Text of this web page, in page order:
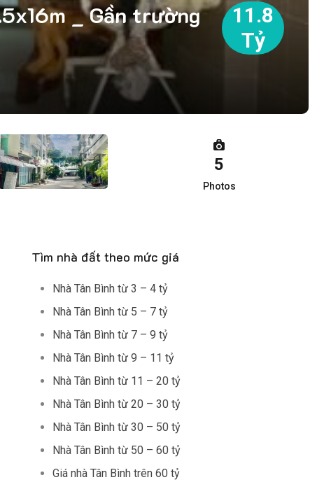
_ Gần trường
11.8
Tỷ
5
Photos
Tìm nhà đất theo mức giá
Nhà Tân Bình từ 3 – 4 tỷ
Nhà Tân Bình từ 5 – 7 tỷ
Nhà Tân Bình từ 7 – 9 tỷ
Nhà Tân Bình từ 9 – 11 tỷ
Nhà Tân Bình từ 11 – 20 tỷ
Nhà Tân Bình từ 20 – 30 tỷ
Nhà Tân Bình từ 30 – 50 tỷ
Nhà Tân Bình từ 50 – 60 tỷ
Giá nhà Tân Bình trên 60 tỷ